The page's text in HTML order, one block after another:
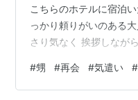
こちらのホテルに宿泊
っかり頼りがいのある
さり気なく 挨拶しなが
いました おかげさまで
納棺師は 臨終の苦しみ
#甥 #再会 #気遣い #